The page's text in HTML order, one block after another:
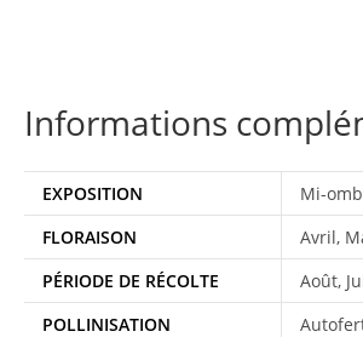
Informations
EXPOSITION
Mi-
FLORAISON
Avril,
PÉRIODE DE RÉCOLTE
Août,
POLLINISATION